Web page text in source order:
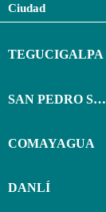
Ciudad
TEGUCIGALPA
SAN PEDRO SULA
COMAYAGUA
DANLÍ